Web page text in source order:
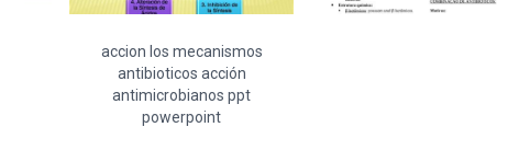
accion los mecanismos
antibioticos acción
antimicrobianos ppt
powerpoint